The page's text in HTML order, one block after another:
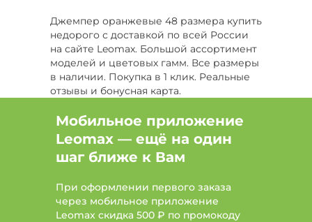
Джемпер оранжевые 48 размера купить
недорого с доставкой по всей России
на сайте Leomax. Большой ассортимент
моделей и цветовых гамм. Все размеры
в наличии. Покупка в 1 клик. Реальные
отзывы и бонусная карта.
Мобильное приложение
Leomax — ещё на один
шаг ближе к Вам
При оформлении первого заказа
через мобильное приложение
Leomax скидка 500 ₽ по промокоду